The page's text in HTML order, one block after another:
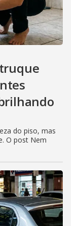
do piso, mas
O post Nem